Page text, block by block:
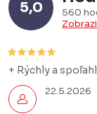
5,0
560
22.5.2026
+ Rýchly a